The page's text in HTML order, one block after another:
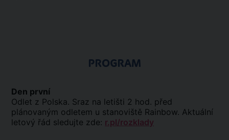
PROGRAM
Den první
Odlet z Polska. Sraz na letišti 2 hod. před
plánovaným odletem u stanoviště Rainbow. Aktuální
letový řád sledujte zde: r.pl/rozklady